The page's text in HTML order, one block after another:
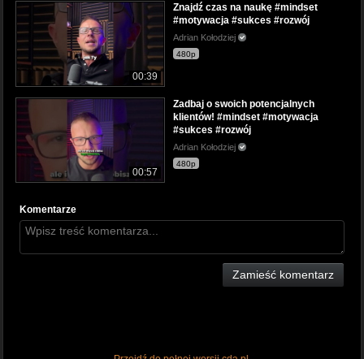
00:39
Znajdź czas na naukę #mindset
#motywacja #sukces #rozwój
Adrian Kołodziej
480p
00:57
Zadbaj o swoich potencjalnych
klientów! #mindset #motywacja
#sukces #rozwój
Adrian Kołodziej
480p
Komentarze
Zamieść komentarz